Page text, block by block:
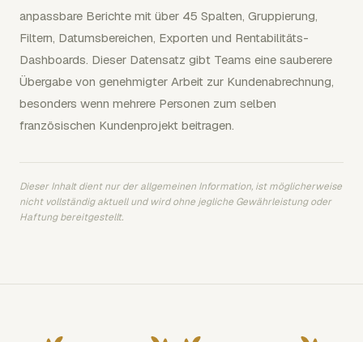
anpassbare Berichte mit über 45 Spalten, Gruppierung,
Filtern, Datumsbereichen, Exporten und Rentabilitäts-
Dashboards. Dieser Datensatz gibt Teams eine sauberere
Übergabe von genehmigter Arbeit zur Kundenabrechnung,
besonders wenn mehrere Personen zum selben
französischen Kundenprojekt beitragen.
Dieser Inhalt dient nur der allgemeinen Information, ist möglicherweise
nicht vollständig aktuell und wird ohne jegliche Gewährleistung oder
Haftung bereitgestellt.